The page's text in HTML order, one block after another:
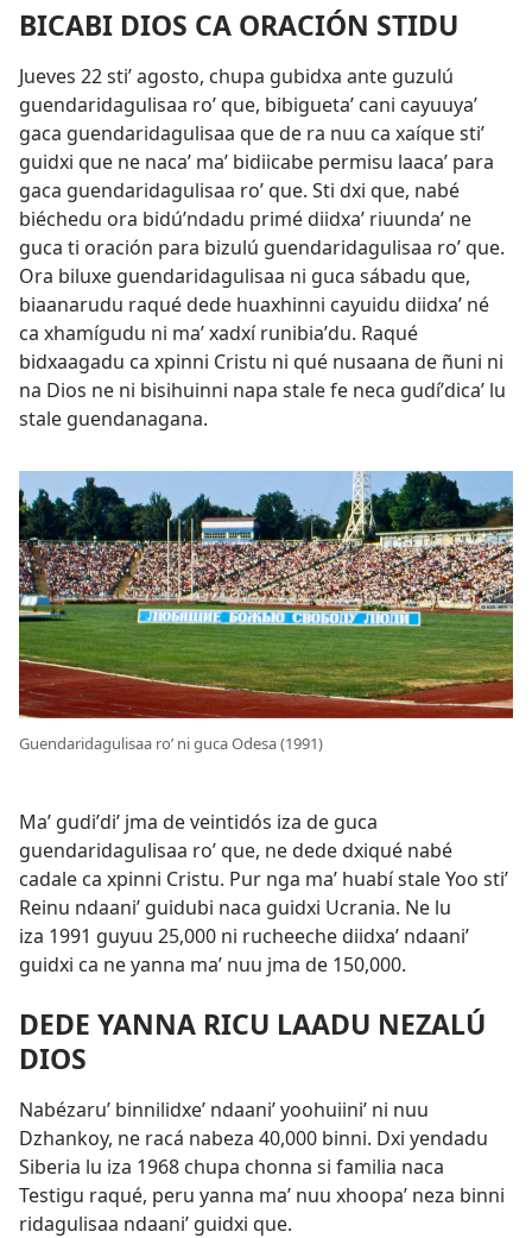
BICABI DIOS CA ORACIÓN STIDU
Jueves 22 stiʼ agosto, chupa gubidxa ante guzulú
guendaridagulisaa roʼ que, bibiguetaʼ cani cayuuyaʼ
gaca guendaridagulisaa que de ra nuu ca xaíque stiʼ
guidxi que ne nacaʼ maʼ bidiicabe permisu laacaʼ para
gaca guendaridagulisaa roʼ que. Sti dxi que, nabé
biéchedu ora bidúʼndadu primé diidxaʼ riuundaʼ ne
guca ti oración para bizulú guendaridagulisaa roʼ que.
Ora biluxe guendaridagulisaa ni guca sábadu que,
biaanarudu raqué dede huaxhinni cayuidu diidxaʼ né
ca xhamígudu ni maʼ xadxí runibiaʼdu. Raqué
bidxaagadu ca xpinni Cristu ni qué nusaana de ñuni ni
na Dios ne ni bisihuinni napa stale fe neca gudíʼdicaʼ lu
stale guendanagana.
Guendaridagulisaa roʼ ni guca Odesa (1991)
Maʼ gudiʼdiʼ jma de veintidós iza de guca
guendaridagulisaa roʼ que, ne dede dxiqué nabé
cadale ca xpinni Cristu. Pur nga maʼ huabí stale Yoo stiʼ
Reinu ndaaniʼ guidubi naca guidxi Ucrania. Ne lu
iza 1991 guyuu 25,000 ni rucheeche diidxaʼ ndaaniʼ
guidxi ca ne yanna maʼ nuu jma de 150,000.
DEDE YANNA RICU LAADU NEZALÚ
DIOS
Nabézaruʼ binnilidxeʼ ndaaniʼ yoohuiiniʼ ni nuu
Dzhankoy, ne racá nabeza 40,000 binni. Dxi yendadu
Siberia lu iza 1968 chupa chonna si familia naca
Testigu raqué, peru yanna maʼ nuu xhoopaʼ neza binni
ridagulisaa ndaaniʼ guidxi que.